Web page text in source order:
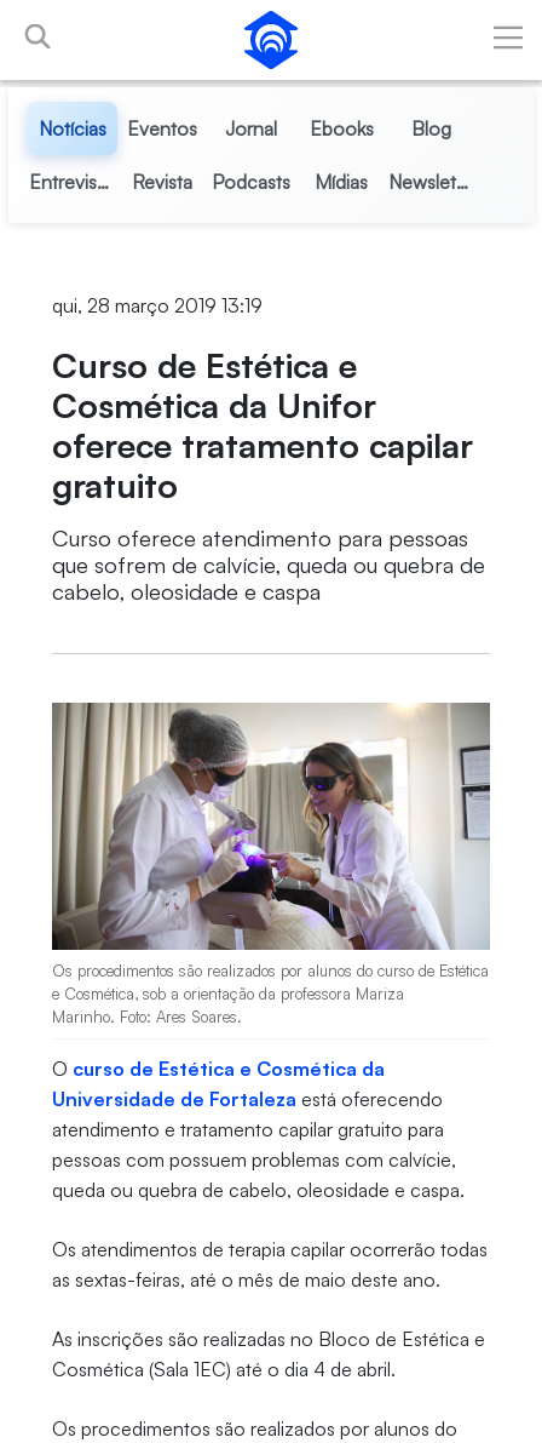
Pular para o Conteúdo principal
Notícias Eventos Jornal Ebooks Blog
Entrevistas Revista Podcasts Mídias Newsletter
qui, 28 março 2019 13:19
Curso de Estética e
Cosmética da Unifor
oferece tratamento capilar
gratuito
Curso oferece atendimento para pessoas
que sofrem de calvície, queda ou quebra de
cabelo, oleosidade e caspa
Os procedimentos são realizados por alunos do curso de Estética
e Cosmética, sob a orientação da professora Mariza
Marinho. Foto: Ares Soares.
O curso de Estética e Cosmética da
Universidade de Fortaleza está oferecendo
atendimento e tratamento capilar gratuito para
pessoas com possuem problemas com calvície,
queda ou quebra de cabelo, oleosidade e caspa.
Os atendimentos de terapia capilar ocorrerão todas
as sextas-feiras, até o mês de maio deste ano.
As inscrições são realizadas no Bloco de Estética e
Cosmética (Sala 1EC) até o dia 4 de abril.
Os procedimentos são realizados por alunos do